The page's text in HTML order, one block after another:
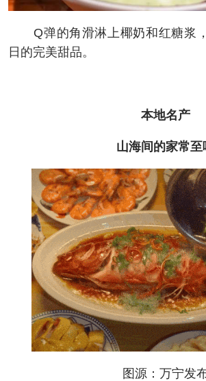
Q弹的角滑淋上椰奶和红糖浆
日的完美甜品。
本地名产
山海间的家常至
图源：万宁发